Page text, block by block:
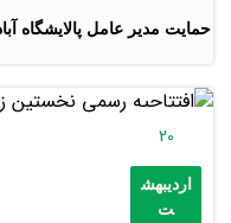
حمایت مدیر عامل پالایشگاه
20
اردیبهش
ت